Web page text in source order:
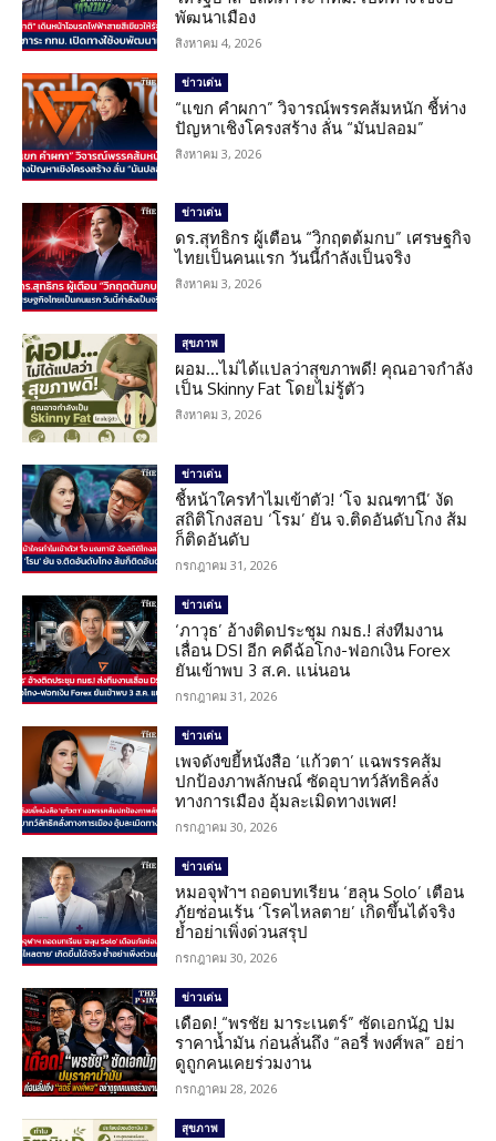
พัฒนาเมือง
สิงหาคม 4, 2026
ข่าวเด่น
“แขก คำผกา” วิจารณ์พรรคส้มหนัก ชี้ห่าง
ปัญหาเชิงโครงสร้าง ลั่น “มันปลอม”
สิงหาคม 3, 2026
ข่าวเด่น
ดร.สุทธิกร ผู้เตือน “วิกฤตต้มกบ” เศรษฐกิจ
ไทยเป็นคนแรก วันนี้กำลังเป็นจริง
สิงหาคม 3, 2026
สุขภาพ
ผอม…ไม่ได้แปลว่าสุขภาพดี! คุณอาจกำลัง
เป็น Skinny Fat โดยไม่รู้ตัว
สิงหาคม 3, 2026
ข่าวเด่น
ชี้หน้าใครทำไมเข้าตัว! ‘โจ มณฑานี’ งัด
สถิติโกงสอบ ‘โรม’ ยัน จ.ติดอันดับโกง ส้ม
ก็ติดอันดับ
กรกฎาคม 31, 2026
ข่าวเด่น
‘ภาวุธ’ อ้างติดประชุม กมธ.! ส่งทีมงาน
เลื่อน DSI อีก คดีฉ้อโกง-ฟอกเงิน Forex
ยันเข้าพบ 3 ส.ค. แน่นอน
กรกฎาคม 31, 2026
ข่าวเด่น
เพจดังขยี้หนังสือ ‘แก้วตา’ แฉพรรคส้ม
ปกป้องภาพลักษณ์ ซัดอุบาทว์ลัทธิคลั่ง
ทางการเมือง อุ้มละเมิดทางเพศ!
กรกฎาคม 30, 2026
ข่าวเด่น
หมอจุฬาฯ ถอดบทเรียน ‘ฮลุน Solo’ เตือน
ภัยซ่อนเร้น ‘โรคไหลตาย’ เกิดขึ้นได้จริง
ย้ำอย่าเพิ่งด่วนสรุป
กรกฎาคม 30, 2026
ข่าวเด่น
เดือด! “พรชัย มาระเนตร์” ซัดเอกนัฏ ปม
ราคาน้ำมัน ก่อนลั่นถึง “ลอรี่ พงศ์พล” อย่า
ดูถูกคนเคยร่วมงาน
กรกฎาคม 28, 2026
สุขภาพ